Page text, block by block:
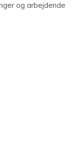
og arbejdende